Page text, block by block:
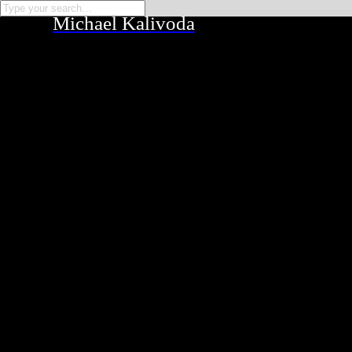
Michael Kalivoda